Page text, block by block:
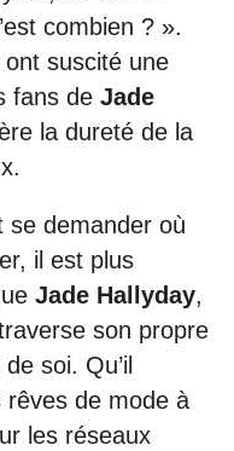
combien ? ».
suscité une
fans de Jade
la dureté de la
se demander où
il est plus
Jade Hallyday,
son propre
soi. Qu’il
rêves de mode à
les réseaux